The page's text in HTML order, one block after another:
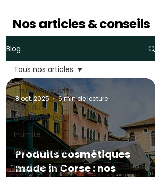
Nos articles & conseils
Blog
Tous nos articles
Stop au
greenwashing
Intimité
Bien être animal
Naturel & Zéro
Tous nos articles
Produits cosmétiques
made in Corse : nos
8 oct. 2025 6 min de lecture